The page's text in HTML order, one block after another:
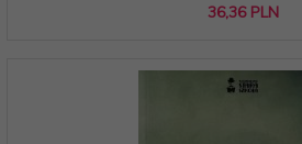
36,36 PLN